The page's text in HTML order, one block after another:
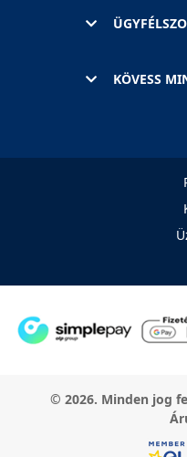
KÖVESS
© 2026. Minden jog